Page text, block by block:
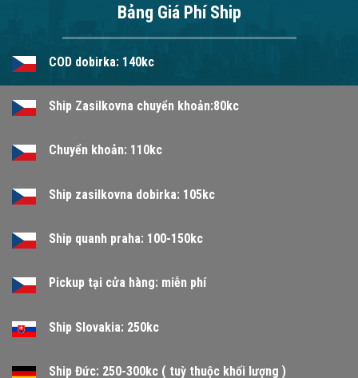
Bảng Giá Phí Ship
COD dobirka: 140kc
Ship Zasilkovna chuyển khoản:80kc
Chuyển khoản: 110kc
Ship zasilkovna dobirka: 105kc
Ship quanh praha: 100-150kc
Pickup tại cửa hàng: miễn phí
Ship Slovakia: 250kc
Ship Đức: 250-300kc ( tuỳ thuộc khối lượng )